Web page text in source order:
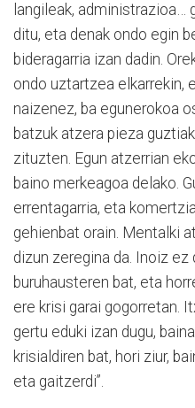
langileak, administrazioa…
ditu, eta denak ondo egin
bideragarria izan dadin.
ondo uztartzea elkarrekin,
naizenez, ba egunerokoa
batzuk atzera pieza
zituzten. Egun atzerrian
baino merkeagoa delako.
errentagarria, eta
gehienbat orain. Mentalki
dizun zeregina da. Inoiz ez
buruhausteren bat, eta
ere krisi garai gogorretan.
gertu eduki izan dugu,
krisialdiren bat, hori ziur,
eta gaitzerdi”.